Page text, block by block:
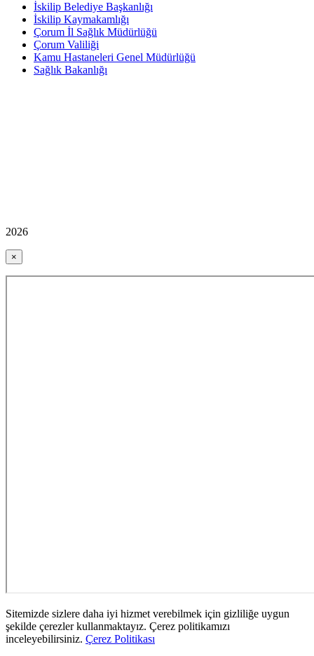
İskilip Belediye Başkanlığı
İskilip Kaymakamlığı
Çorum İl Sağlık Müdürlüğü
Çorum Valiliği
Kamu Hastaneleri Genel Müdürlüğü
Sağlık Bakanlığı
2026
×
Sitemizde sizlere daha iyi hizmet verebilmek için gizliliğe uygun
şekilde çerezler kullanmaktayız. Çerez politikamızı
inceleyebilirsiniz. Çerez Politikası